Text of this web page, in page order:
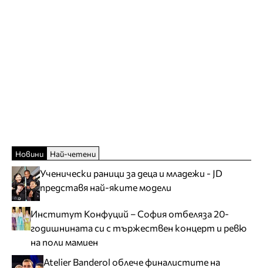
Новини Най-четени
Ученически раници за деца и младежи - JD
представя най-яките модели
Институт Конфуций – София отбеляза 20-
годишнината си с тържествен концерт и ревю
на поли мамиен
Atelier Banderol облече финалистите на